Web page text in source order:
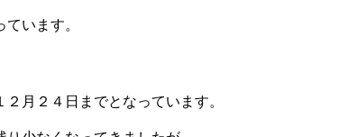
います。
月２４日までとなっています。